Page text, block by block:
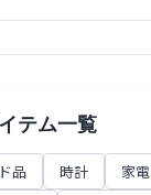
テム一覧
品 時計
家電